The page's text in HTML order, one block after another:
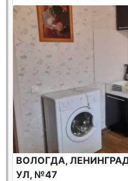
ВОЛОГДА,
УЛ, №47